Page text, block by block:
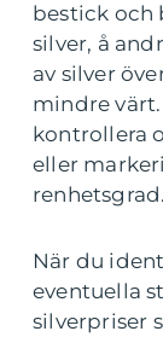
bestick och
silver, å
av silver
mindre
kontrollera
eller
renhetsgrad.
När du
eventuella
silverpriser